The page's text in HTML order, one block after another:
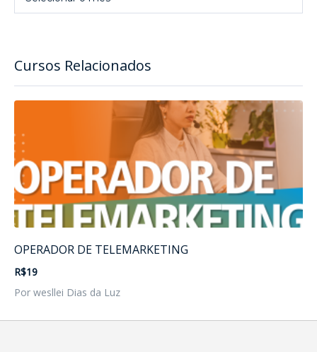
Cursos Relacionados
OPERADOR DE TELEMARKETING
R$19
Por wesllei Dias da Luz